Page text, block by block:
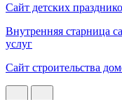
Сайт детских
Внутренняя старница
услуг
Сайт строительства